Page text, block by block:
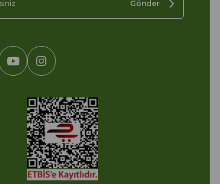
Gönder